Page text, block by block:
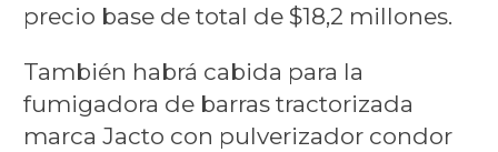
precio base de total de $18,2 millones.
También habrá cabida para la
fumigadora de barras tractorizada
marca Jacto con pulverizador condor